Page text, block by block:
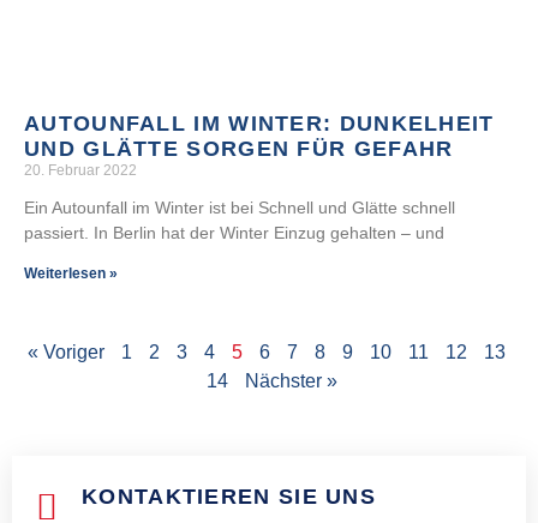
AUTOUNFALL IM WINTER: DUNKELHEIT
UND GLÄTTE SORGEN FÜR GEFAHR
20. Februar 2022
Ein Autounfall im Winter ist bei Schnell und Glätte schnell
passiert. In Berlin hat der Winter Einzug gehalten – und
Weiterlesen »
« Voriger 1 2 3 4 5 6 7 8 9 10 11 12
13
14
Nächster »
KONTAKTIEREN SIE UNS